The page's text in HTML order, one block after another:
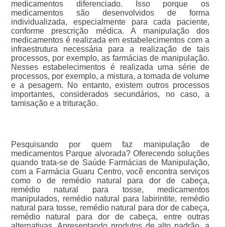
medicamentos diferenciado. Isso porque os
medicamentos são desenvolvidos de forma
individualizada, especialmente para cada paciente,
conforme prescrição médica. A manipulação dos
medicamentos é realizada em estabelecimentos com a
infraestrutura necessária para a realização de tais
processos, por exemplo, as farmácias de manipulação.
Nesses estabelecimentos é realizada uma série de
processos, por exemplo, a mistura, a tomada de volume
e a pesagem. No entanto, existem outros processos
importantes, considerados secundários, no caso, a
tamisação e a trituração.
Pesquisando por quem faz manipulação de
medicamentos Parque alvorada? Oferecendo soluções
quando trata-se de Saúde Farmácias de Manipulação,
com a Farmácia Guaru Centro, você encontra serviços
como o de remédio natural para dor de cabeça,
remédio natural para tosse, medicamentos
manipulados, remédio natural para labirintite, remédio
natural para tosse, remédio natural para dor de cabeça,
remédio natural para dor de cabeça, entre outras